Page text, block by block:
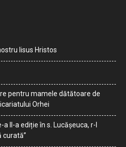
Iisus Hristos
pentru mamele dătătoare de
Orhei
II-a ediție în s. Lucășeuca, r-l
curată”